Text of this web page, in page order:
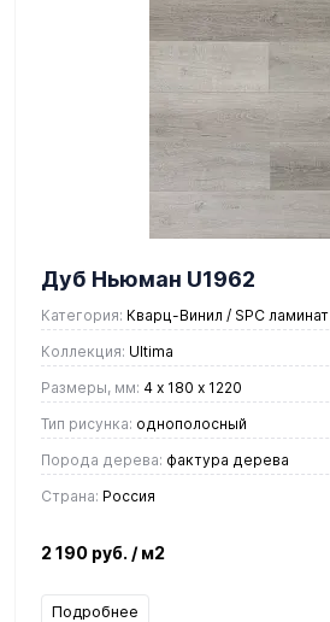
Дуб Ньюман U1962
Категория: Кварц-Винил / SPC ламинат
Коллекция: Ultima
Размеры, мм: 4 х 180 х 1220
Тип рисунка: однополосный
Порода дерева: фактура дерева
Страна: Россия
2 190 руб. / м2
Подробнее